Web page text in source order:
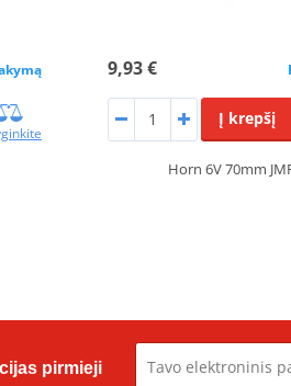
9,93 €
Į krepšį
Horn 6V 70mm
pirmieji